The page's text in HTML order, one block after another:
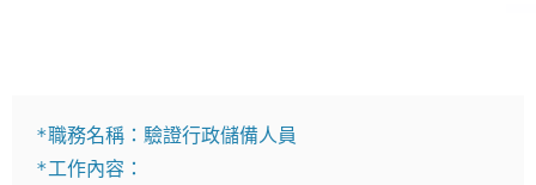
*職務名稱：驗證行政儲備人員
*工作內容：